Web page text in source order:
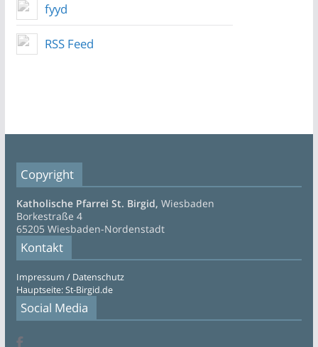
fyyd
RSS Feed
Copyright
Katholische Pfarrei St. Birgid, Wiesbaden
Borkestraße 4
65205 Wiesbaden-Nordenstadt
Kontakt
Impressum / Datenschutz
Hauptseite: St-Birgid.de
Social Media